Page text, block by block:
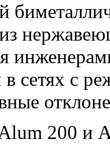
в сетях с
200 и